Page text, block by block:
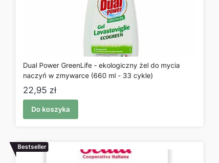
Dual Power GreenLife - ekologiczny żel do mycia
naczyń w zmywarce (660 ml - 33 cykle)
Cena
22,95 zł
Do koszyka
Bestseller